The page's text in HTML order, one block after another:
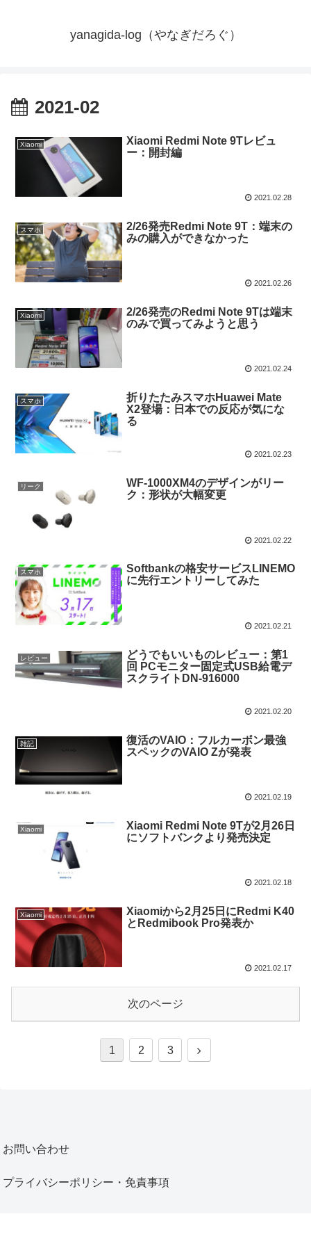
yanagida-log（やなぎだろぐ）
2021-02
Xiaomi
Xiaomi Redmi Note 9Tレビュ
ー：開封編
2021.02.28
スマホ
2/26発売Redmi Note 9T：端末の
みの購入ができなかった
2021.02.26
Xiaomi
2/26発売のRedmi Note 9Tは端末
のみで買ってみようと思う
2021.02.24
スマホ
折りたたみスマホHuawei Mate
X2登場：日本での反応が気にな
る
2021.02.23
リーク
WF-1000XM4のデザインがリー
ク：形状が大幅変更
2021.02.22
スマホ
Softbankの格安サービスLINEMO
に先行エントリーしてみた
2021.02.21
レビュー
どうでもいいものレビュー：第1
回 PCモニター固定式USB給電デ
スクライトDN-916000
2021.02.20
雑記
復活のVAIO：フルカーボン最強
スペックのVAIO Zが発表
2021.02.19
Xiaomi
Xiaomi Redmi Note 9Tが2月26日
にソフトバンクより発売決定
2021.02.18
Xiaomi
Xiaomiから2月25日にRedmi K40
とRedmibook Pro発表か
2021.02.17
次のページ
1 2 3
お問い合わせ
プライバシーポリシー・免責事項